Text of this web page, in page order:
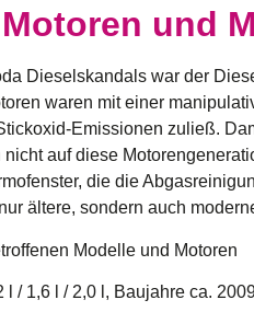
und
Dieselskandals war der
waren mit einer
Emissionen zuließ.
nicht auf diese
die die
ältere, sondern auch
Modelle und Motoren
l / 1,6 l / 2,0 l, Baujahre ca.